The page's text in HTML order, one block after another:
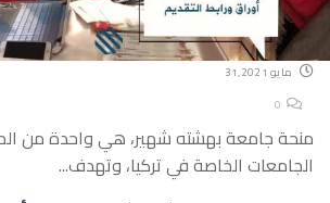
مايو 31,2021
منحة جامعة بهشته شهير، هي واحدة من
الجامعات الخاصة في تركيا، وتهدف...
0